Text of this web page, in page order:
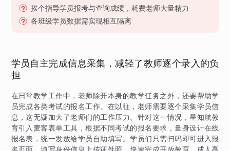
挨个指导学员报考与查询成绩，耗费老师大量精力
各班级学员数据需实现相互隔离
学员自主完成信息采集，减轻了教师逐个录入的负
担
在日常教学工作中，老师除开本身的教学任务之外，还要帮助学
员完成各类考试的报名工作。在以往，老师需要逐个采集学员信
息，这无疑加大了老师们的工作压力。针对这一情况，星知航教
育引入麦客表单工具，根据不同考试的报名要求，量身设计在线
报名表，统一发放给学员自助填写。学员们只需扫码即可进入报
名页面，填写身份信息上传证件照，快速完成开放教育、成人高